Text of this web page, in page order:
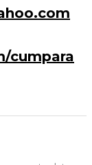
cumpara